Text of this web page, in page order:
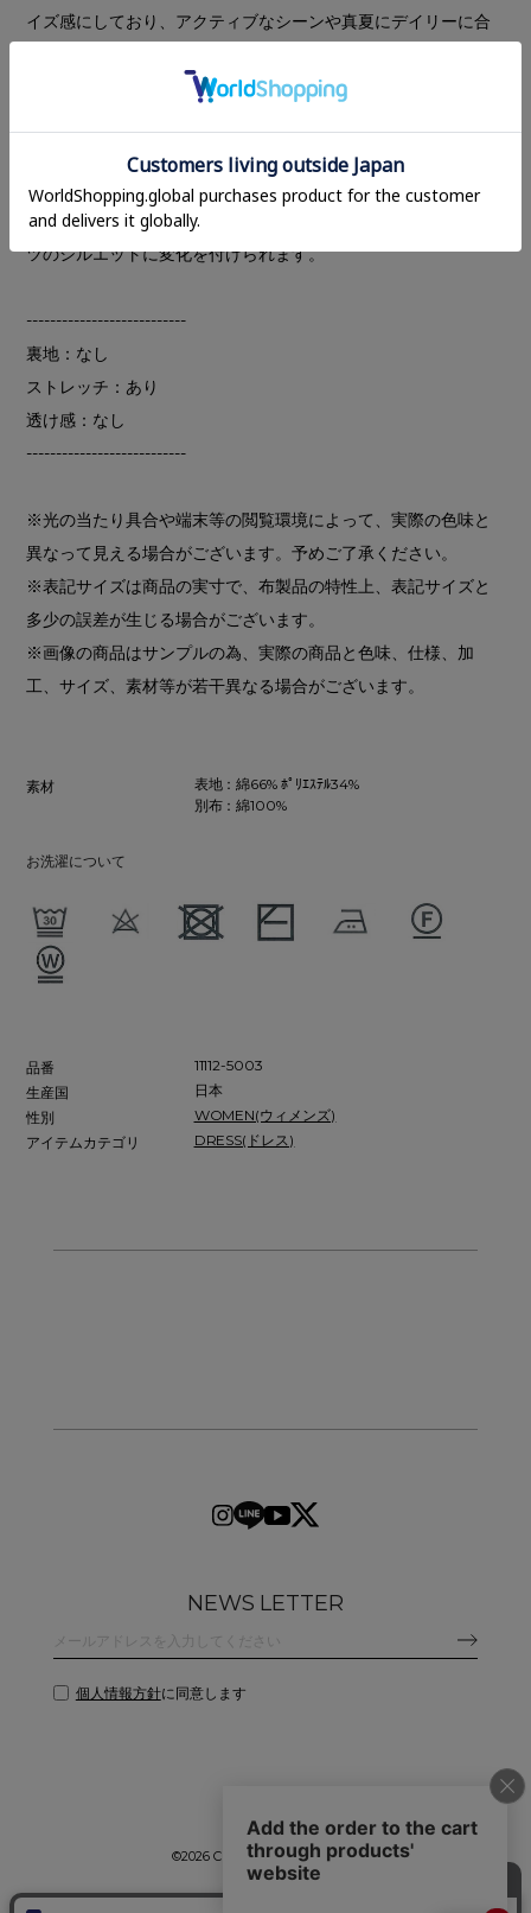
イズ感にしており、アクティブなシーンや真夏にデイリーに合
のパイピングを施しました。
きり綺麗に見えるよう形に拘り、トップスと同じく両脇に配色
の切り替えラインを施しています。
裾はドロストできる仕様にすることで、シーンに合わせてパン
ツのシルエットに変化を付けられます。
---------------------------
裏地：なし
ストレッチ：あり
透け感：なし
---------------------------
※光の当たり具合や端末等の閲覧環境によって、実際の色味と
異なって見える場合がございます。予めご了承ください。
※表記サイズは商品の実寸で、布製品の特性上、表記サイズと
多少の誤差が生じる場合がございます。
※画像の商品はサンプルの為、実際の商品と色味、仕様、加
工、サイズ、素材等が若干異なる場合がございます。
素材
表地：綿66% ﾎﾟﾘｴｽﾃﾙ34%
別布：綿100%
お洗濯について
品番
11112-5003
生産国
日本
性別
WOMEN(ウィメンズ)
アイテムカテゴリ
DRESS(ドレス)
NEWS LETTER
個人情報方針に同意します
©2026 CLANE DESIGN CO.,LTD